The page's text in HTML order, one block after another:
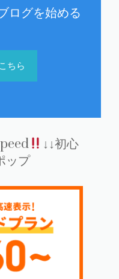
ログを始める
ちら
↓↓初心
ップ